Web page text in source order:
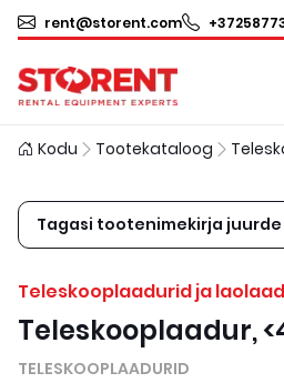
rent@storent.com
Kodu Tootekataloog
Tagasi tootenimekirja juurde
Teleskooplaadurid ja
Teleskooplaadur,
TELESKOOPLAADURID